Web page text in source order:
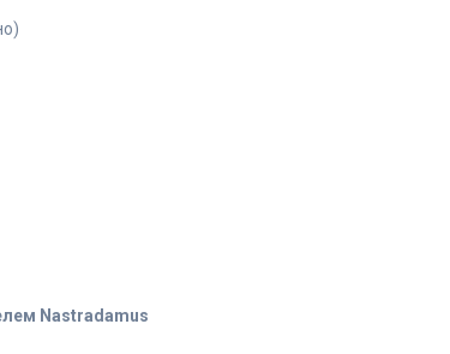
Nastradamus